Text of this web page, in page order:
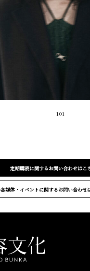
101
定期購読に関するお問い合わせはこ
各媒体・イベントに関するお問い合わせ